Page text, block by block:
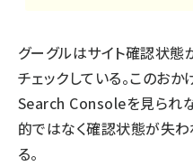
グーグルはサイト確認状
チェックしている。このお
Search Consoleを見られ
的ではなく確認状態が失
る。